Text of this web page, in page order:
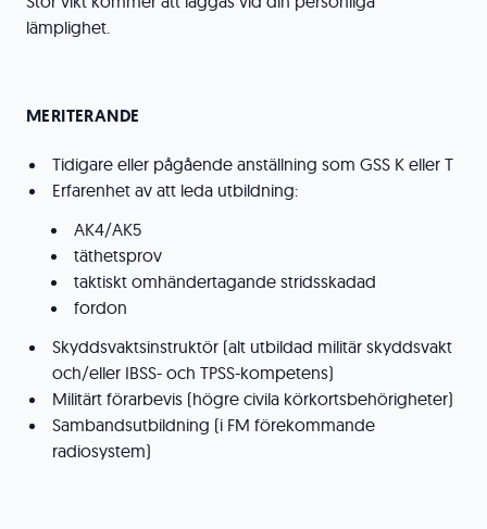
lämplighet.
MERITERANDE
Tidigare eller pågående anställning som GSS K eller T
Erfarenhet av att leda utbildning:
AK4/AK5
täthetsprov
taktiskt omhändertagande stridsskadad
fordon
Skyddsvaktsinstruktör (alt utbildad militär skyddsvakt
och/eller IBSS- och TPSS-kompetens)
Militärt förarbevis (högre civila körkortsbehörigheter)
Sambandsutbildning (i FM förekommande
radiosystem)